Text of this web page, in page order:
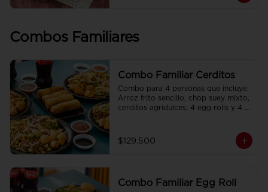
Combos Familiares
Combo Familiar Cerditos
Combo para 4 personas que incluye:
Arroz frito sencillo, chop suey mixto,
cerditos agridulces, 4 egg rolls y 4
$129.500
Combo Familiar Egg Roll